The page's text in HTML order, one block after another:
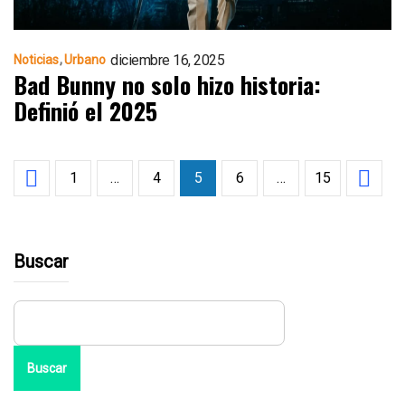
Noticias Urbano diciembre 16, 2025
Bad Bunny no solo hizo historia:
Definió el 2025
1 … 4 5 6 … 15
Buscar
Buscar